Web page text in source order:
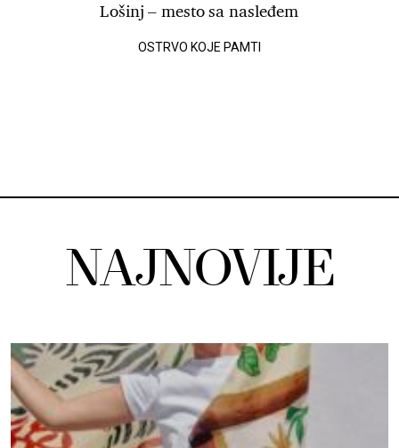
Lošinj – mesto sa nasleđem
OSTRVO KOJE PAMTI
NAJNOVIJE